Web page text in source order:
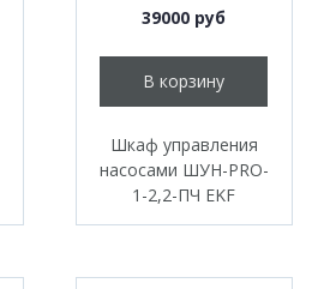
39000 руб
В корзину
Шкаф управления
насосами ШУН-PRO-
1-2,2-ПЧ EKF